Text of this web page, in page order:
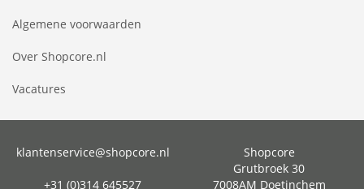
Algemene voorwaarden
Over Shopcore.nl
Vacatures
klantenservice@shopcore.nl
+31 (0)314 645527
Shopcore
Grutbroek 30
7008AM Doetinchem